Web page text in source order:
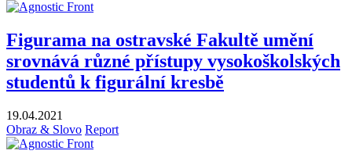
Figurama na ostravské Fakultě umění
srovnává různé přístupy vysokoškolských
studentů k figurální kresbě
19.04.2021
Obraz & Slovo Report